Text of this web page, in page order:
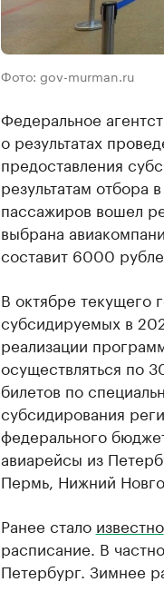
Фото: gov-murman.ru
Федеральное
о результатах
предоставления
результатам отбора
пассажиров вошел
выбрана
составит 6000
В октябре текущего
субсидируемых в
реализации
осуществляться по
билетов по
субсидирования
федерального
авиарейсы из
Пермь, Нижний
Ранее стало известно
расписание. В
Петербург. Зимнее